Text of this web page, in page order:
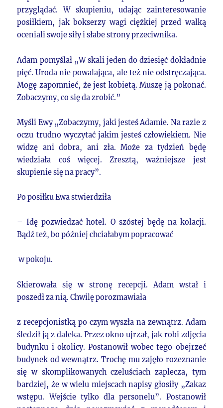
przyglądać. W skupieniu, udając zainteresowanie
posiłkiem, jak bokserzy wagi ciężkiej przed walką
oceniali swoje siły i słabe strony przeciwnika.
Adam pomyślał „W skali jeden do dziesięć dokładnie
pięć. Uroda nie powalająca, ale też nie odstręczająca.
Mogę zapomnieć, że jest kobietą. Muszę ją pokonać.
Zobaczymy, co się da zrobić.”
Myśli Ewy „Zobaczymy, jaki jesteś Adamie. Na razie z
oczu trudno wyczytać jakim jesteś człowiekiem. Nie
widzę ani dobra, ani zła. Może za tydzień będę
wiedziała coś więcej. Zresztą, ważniejsze jest
skupienie się na pracy”.
Po posiłku Ewa stwierdziła
– Idę pozwiedzać hotel. O szóstej będę na kolacji.
Bądź też, bo później chciałabym popracować
w pokoju.
Skierowała się w stronę recepcji. Adam wstał i
poszedł za nią. Chwilę porozmawiała
z recepcjonistką po czym wyszła na zewnątrz. Adam
śledził ją z daleka. Przez okno ujrzał, jak robi zdjęcia
budynku i okolicy. Postanowił wobec tego obejrzeć
budynek od wewnątrz. Trochę mu zajęło rozeznanie
się w skomplikowanych czeluściach zaplecza, tym
bardziej, że w wielu miejscach napisy głosiły „Zakaz
wstępu. Wejście tylko dla personelu”. Postanowił